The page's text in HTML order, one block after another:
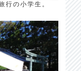
行の小学生。